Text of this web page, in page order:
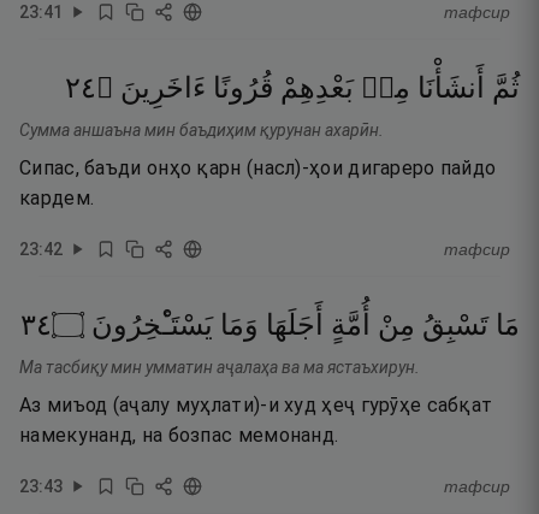
23:41 тафсир
ثُمَّ أَنشَأْنَا مِنۢ بَعْدِهِمْ قُرُونًا ءَاخَرِينَ ۝٤٢
Сумма аншаъна мин баъдиҳим қурунан ахарӣн.
Сипас, баъди онҳо қарн (насл)-ҳои дигареро пайдо
кардем.
23:42 тафсир
مَا تَسْبِقُ مِنْ أُمَّةٍ أَجَلَهَا وَمَا يَسْتَـْٔخِرُونَ ۝٤٣
Ма тасбиқу мин умматин аҷалаҳа ва ма ястаъхирун.
Аз миъод (аҷалу муҳлати)-и худ ҳеҷ гурӯҳе сабқат
намекунанд, на бозпас мемонанд.
23:43 тафсир